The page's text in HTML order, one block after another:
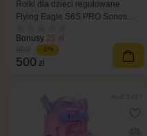
Rolki dla dzieci regulowane
Flying Eagle S6S PRO Sonos
Bonusy 25 zł
-17%
500 zł